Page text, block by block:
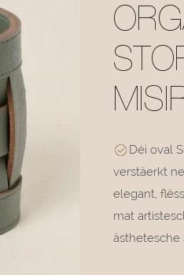
Déi oval
verstäerkt
elegant,
mat
ästhetesche